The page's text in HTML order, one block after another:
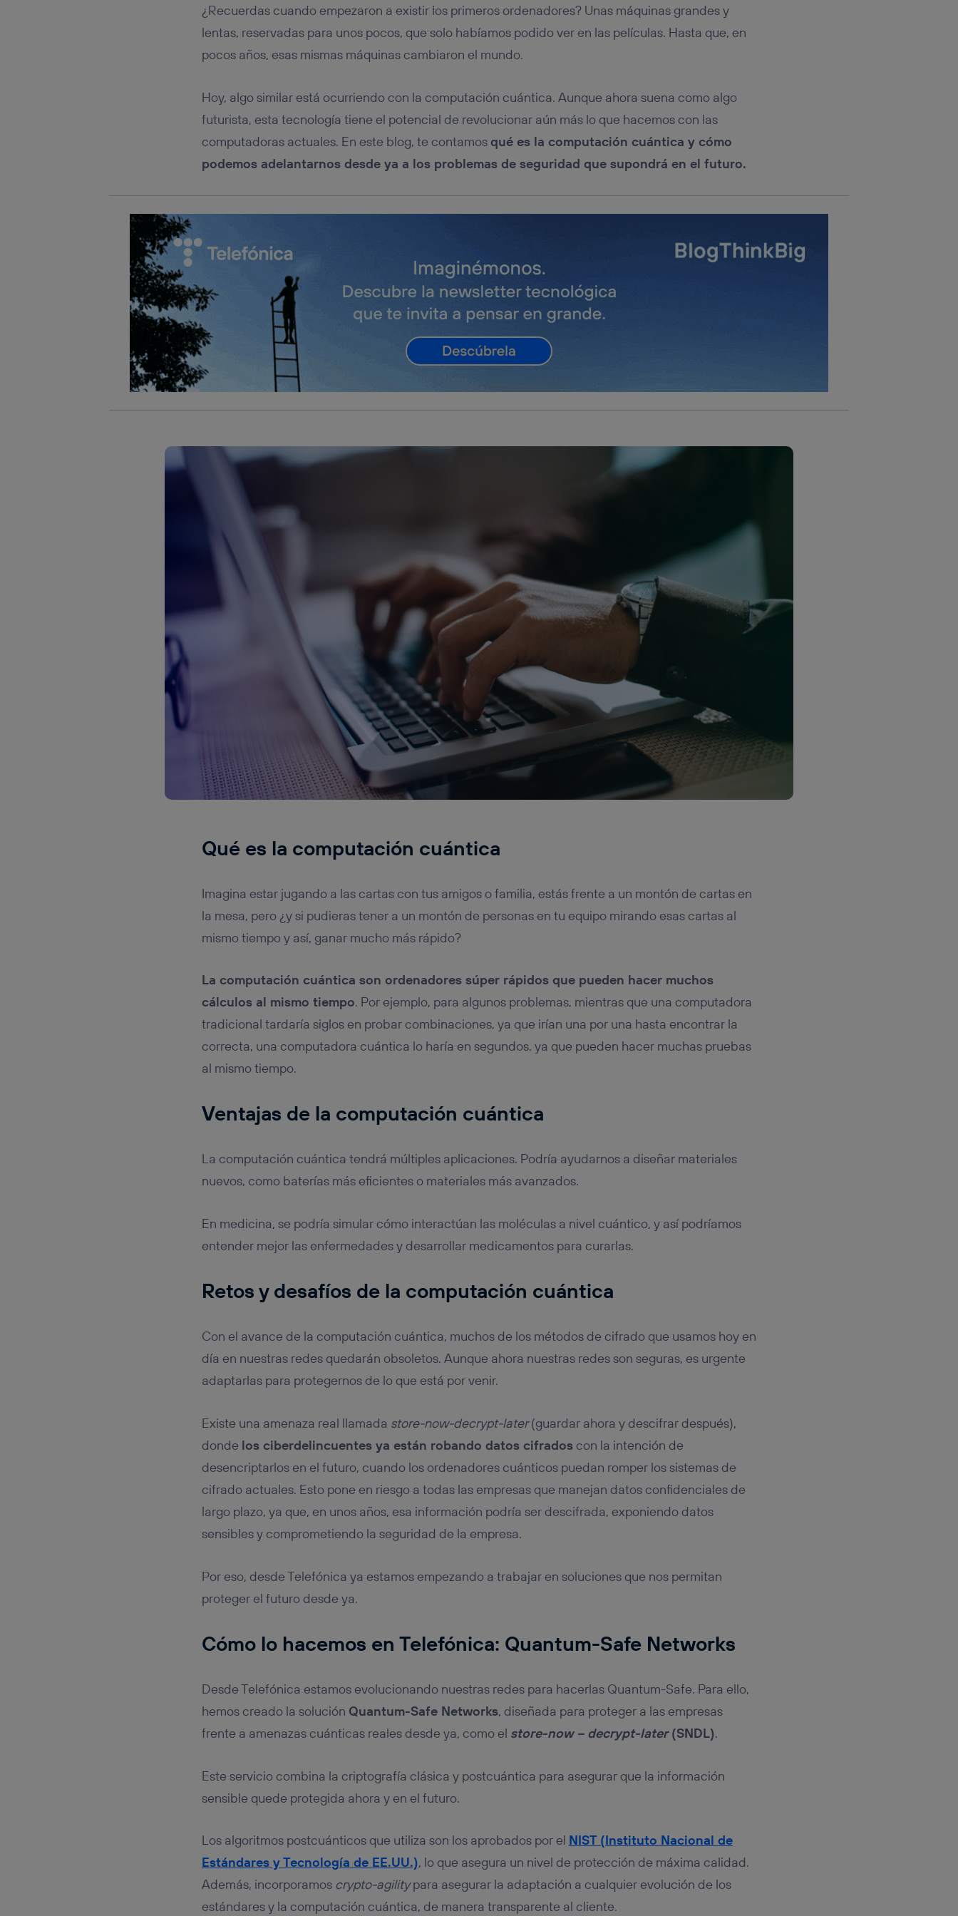
¿Recuerdas cuando empezaron a existir los primeros ordenadores? Unas máquinas grandes y
lentas, reservadas para unos pocos, que solo habíamos podido ver en las películas. Hasta que, en
pocos años, esas mismas máquinas cambiaron el mundo.
Hoy, algo similar está ocurriendo con la computación cuántica. Aunque ahora suena como algo
futurista, esta tecnología tiene el potencial de revolucionar aún más lo que hacemos con las
computadoras actuales. En este blog, te contamosqué es la computación cuántica y cómo
podemos adelantarnos desde ya a los problemas de seguridad que supondrá en el futuro.
Qué es la computación cuántica
Imagina estar jugando a las cartas con tus amigos o familia, estás frente a un montón de cartas en
la mesa, pero ¿y si pudieras tener a un montón de personas en tu equipo mirando esas cartas al
mismo tiempo y así, ganar mucho más rápido?
La computación cuántica son ordenadores súper rápidos que pueden hacer muchos
cálculos al mismo tiempo. Por ejemplo, para algunos problemas, mientras que una computadora
tradicional tardaría siglos en probar combinaciones, ya que irían una por una hasta encontrar la
correcta, una computadora cuántica lo haría en segundos, ya que pueden hacer muchas pruebas
al mismo tiempo.
Ventajas de la computación cuántica
La computación cuántica tendrá múltiples aplicaciones. Podría ayudarnos a diseñar materiales
nuevos, como baterías más eficientes o materiales más avanzados.
En medicina, se podría simular cómo interactúan las moléculas a nivel cuántico, y así podríamos
entender mejor las enfermedades y desarrollar medicamentos para curarlas.
Retos y desafíos de la computación cuántica
Con el avance de la computación cuántica, muchos de los métodos de cifrado que usamos hoy en
día en nuestras redes quedarán obsoletos. Aunque ahora nuestras redes son seguras, es urgente
adaptarlas para protegernos de lo que está por venir.
Existe una amenaza real llamada store-now-decrypt-later(guardar ahora y descifrar después),
donde los ciberdelincuentes ya están robando datos cifradoscon la intención de
desencriptarlos en el futuro, cuando los ordenadores cuánticos puedan romper los sistemas de
cifrado actuales. Esto pone en riesgo a todas las empresas que manejan datos confidenciales de
largo plazo, ya que, en unos años, esa información podría ser descifrada, exponiendo datos
sensibles y comprometiendo la seguridad de la empresa.
Por eso, desde Telefónica ya estamos empezando a trabajar en soluciones que nos permitan
proteger el futuro desde ya.
Cómo lo hacemos en Telefónica: Quantum-Safe Networks
Desde Telefónica estamos evolucionando nuestras redes para hacerlas Quantum-Safe. Para ello,
hemos creado la solución Quantum-Safe Networks, diseñada para proteger a las empresas
frente a amenazas cuánticas reales desde ya, como el store-now – decrypt-later(SNDL).
Este servicio combina la criptografía clásica y postcuántica para asegurar que la información
sensible quede protegida ahora y en el futuro.
Los algoritmos postcuánticos que utiliza son los aprobados por el NIST (Instituto Nacional de
Estándares y Tecnología de EE.UU.), lo que asegura un nivel de protección de máxima calidad.
Además, incorporamos crypto-agilitypara asegurar la adaptación a cualquier evolución de los
estándares y la computación cuántica, de manera transparente al cliente.
conecte su dispositivo y consienta el uso de la tecnología recibirá el mismo identificador.
Típicamente:
Si utilizas una
conexión de banda ancha
(p. ej., Wi-Fi), el marketing o análisis se
realizará en función de las actividades de navegación de los miembros del hogar que
Si utilizasdatos móviles, el marketing será más personalizado, ya que se basará
únicamente en la navegación del usuario del móvil.
Puedes gestionar los consentimientos Utiq seleccionando “Administrar Utiq” en la parte
inferior de esta página web o visitando el portal de privacidad de Utiq (“consenthub”).